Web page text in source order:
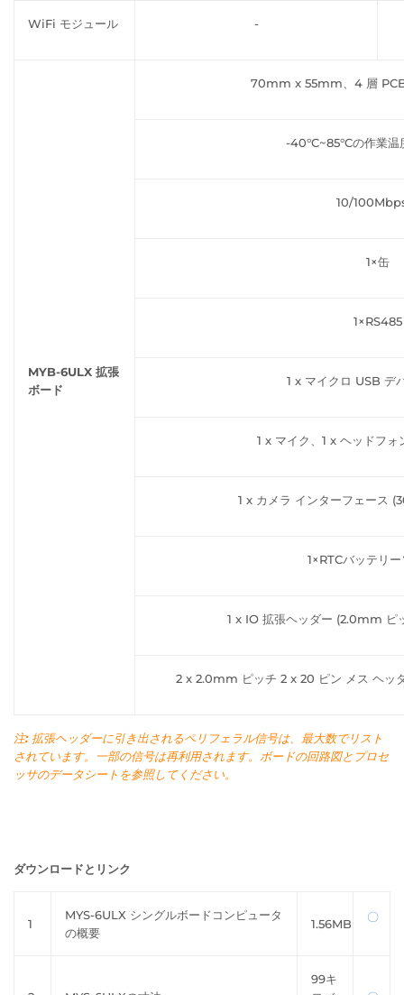
WiFi モジュール -
MYB-6ULX 拡張
ボード
70mm x 55mm、4 層
-40°C~85°Cの作業温
10/
1×缶
1×RS485
1 x マイクロ USB デ
1 x マイク、1 x ヘッドフォ
1 x カメラ インターフェース
1×RTCバッテリ
1 x IO 拡張ヘッダー (2.0mm ピ
2 x 2.0mm ピッチ 2 x 20 ピン メス ヘッ
注: 拡張ヘッダーに引き出されるペリフェラル信号は、最大数でリスト
されています。一部の信号は再利用されます。ボードの回路図とプロセ
ッサのデータシートを参照してください。
ダウンロードとリンク
1
MYS-6ULX シングルボードコンピュータ
の概要
1.56MB 〇
99キ